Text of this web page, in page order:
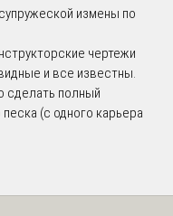
измены по
чертежи
и все известны.
сделать полный
(с одного карьера